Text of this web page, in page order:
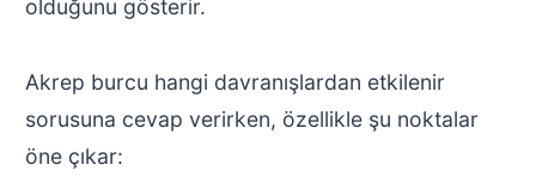
olduğunu gösterir.
Akrep burcu hangi davranışlardan etkilenir
sorusuna cevap verirken, özellikle şu noktalar
öne çıkar: